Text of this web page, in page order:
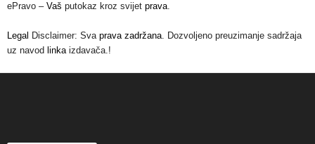
ePravo – Vaš putokaz kroz svijet prava.
Legal Disclaimer: Sva prava zadržana. Dozvoljeno preuzimanje sadržaja
uz navod linkaizdavača.!